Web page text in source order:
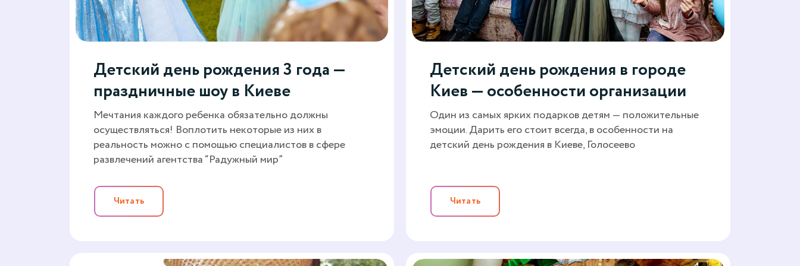
Детский день рождения 3 года —
праздничные шоу в Киеве
Мечтания каждого ребенка обязательно должны
осуществляться! Воплотить некоторые из них в
реальность можно с помощью специалистов в сфере
развлечений агентства “Радужный мир”
Читать
Детский день рождения в городе
Киев — особенности организации
Один из самых ярких подарков детям — положительные
эмоции. Дарить его стоит всегда, в особенности на
детский день рождения в Киеве, Голосеево
Читать